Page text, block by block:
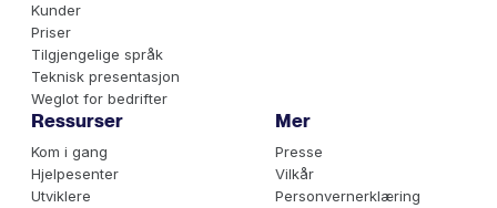
Kunder
Priser
Tilgjengelige språk
Teknisk presentasjon
Weglot for bedrifter
Ressurser
Kom i gang
Hjelpesenter
Utviklere
Mer
Presse
Vilkår
Personvernerklæring